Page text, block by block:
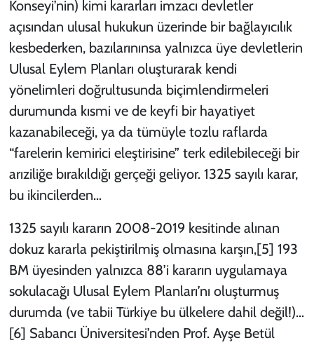
Konseyi’nin) kimi kararları imzacı devletler
açısından ulusal hukukun üzerindebir bağlayıcılık
kesbederken, bazılarınınsa yalnızca üye devletlerin
Ulusal Eylem Planları oluşturarak kendi
yönelimleri doğrultusunda biçimlendirmeleri
durumunda kısmi ve de keyfi bir hayatiyet
kazanabileceği, ya da tümüyle tozlu raflarda
“farelerin kemirici eleştirisine” terk edilebileceği bir
arıziliğe bırakıldığı gerçeği geliyor. 1325 sayılı karar,
bu ikincilerden…
1325 sayılı kararın 2008-2019 kesitinde alınan
dokuz kararla pekiştirilmiş olmasına karşın,[5] 193
BM üyesinden yalnızca 88’i kararın uygulamaya
sokulacağı Ulusal Eylem Planları’nı oluşturmuş
durumda (ve tabii Türkiye bu ülkelere dahil değil!)…
[6] Sabancı Üniversitesi’nden Prof. Ayşe Betül